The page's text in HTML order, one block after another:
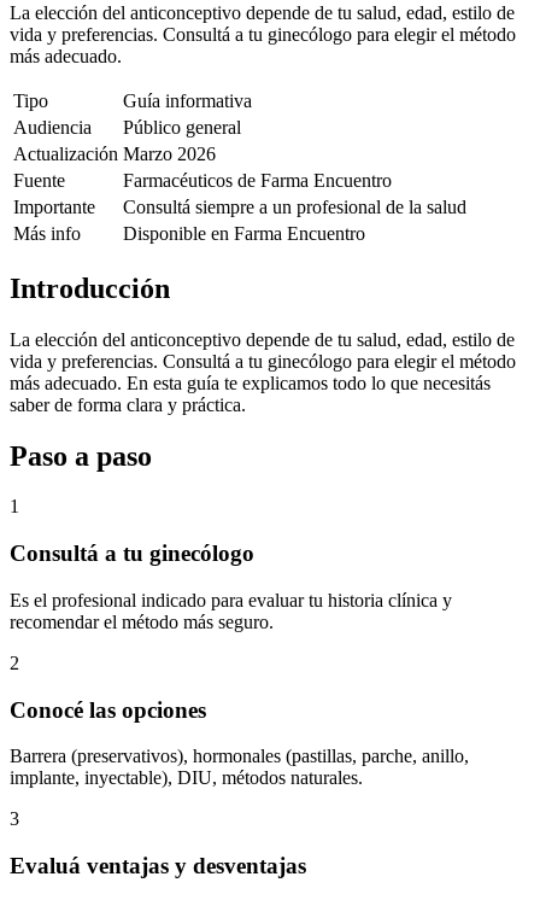
La elección del anticonceptivo depende de tu salud, edad, estilo de
vida y preferencias. Consultá a tu ginecólogo para elegir el método
más adecuado.
Tipo
Guía informativa
Audiencia
Público general
Actualización Marzo 2026
Fuente
Farmacéuticos de Farma Encuentro
Importante
Consultá siempre a un profesional de la salud
Más info
Disponible en Farma Encuentro
Introducción
La elección del anticonceptivo depende de tu salud, edad, estilo de
vida y preferencias. Consultá a tu ginecólogo para elegir el método
más adecuado. En esta guía te explicamos todo lo que necesitás
saber de forma clara y práctica.
Paso a paso
1
Consultá a tu ginecólogo
Es el profesional indicado para evaluar tu historia clínica y
recomendar el método más seguro.
2
Conocé las opciones
Barrera (preservativos), hormonales (pastillas, parche, anillo,
implante, inyectable), DIU, métodos naturales.
3
Evaluá ventajas y desventajas